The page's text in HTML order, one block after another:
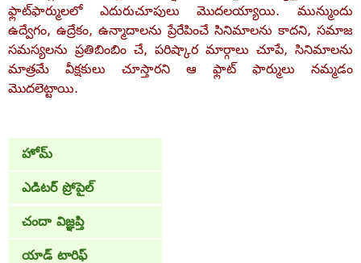
ఫ్లాట్‌ఫార్ములలో ఎదురుచూపులు మొదలయ్యాయి. మున్ముందు
ఉద్వేగం, ఉద్రేకం, ఉన్మాదాలను ప్రేరేపించే సినిమాలను కాదని, సమాజ
సమస్యలను ప్రతిబింబిం చే, పరిష్కార మార్గాలు చూపే, సినిమాలను
మాత్రమే వీక్షకులు చూస్తారని ఆ ఫ్లాట్‌ ఫార్ములు నమ్మడం
మొదలెట్టాయి.
హోమ్
ఎడిటర్ ప్రోపైల్
చందా విజ్ఞప్తి
యాడ్ టారిఫ్